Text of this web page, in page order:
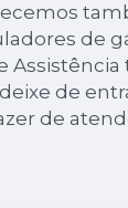
de
Assistência
de
de